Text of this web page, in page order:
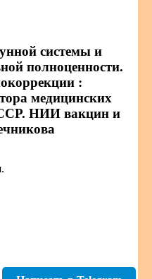
системы и
полноценности.
:
медицинских
НИИ вакцин и